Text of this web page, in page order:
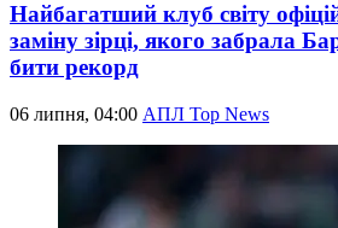
Найбагатший клуб світу
заміну зірці, якого забрала
бити рекорд
06 липня, 04:00 АПЛ Top News